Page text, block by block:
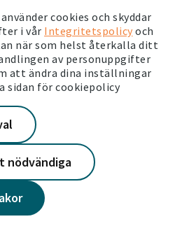
cookies och skyddar
i vår Integritetspolicy och
när som helst återkalla ditt
av personuppgifter
att ändra dina inställningar
sidan för cookiepolicy
nödvändiga
omfattande, har samarbetet
Victoriahem och entreprenörerna
Noah gärna vill lyfta fram.
väl från start, då vi tillsammans
vi kan kombinera för att uppnå en
som möjligt. Och nu
med resultatet, säger Noah.
upprustning som en del i